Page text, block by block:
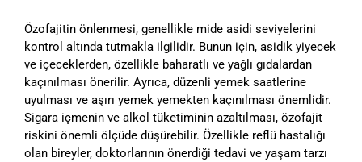
Özofajitin önlenmesi, genellikle mide asidi seviyelerini
kontrol altında tutmakla ilgilidir. Bunun için, asidik yiyecek
ve içeceklerden, özellikle baharatlı ve yağlı gıdalardan
kaçınılması önerilir. Ayrıca, düzenli yemek saatlerine
uyulması ve aşırı yemek yemekten kaçınılması önemlidir.
Sigara içmenin ve alkol tüketiminin azaltılması, özofajit
riskini önemli ölçüde düşürebilir. Özellikle reflü hastalığı
olan bireyler, doktorlarının önerdiği tedavi ve yaşam tarzı